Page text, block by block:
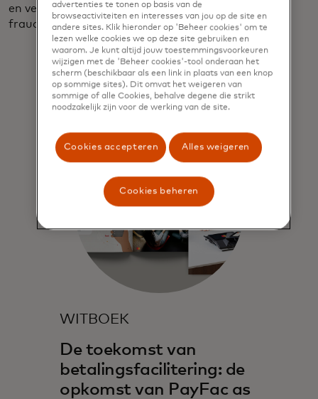
en verdere innovatie in risicobeoordeling en
fraudepreventie.
WITBOEK
De toekomst van
betalingsfacilitering: de
opkomst van PayFac as
advertenties te tonen op basis van de
browseactiviteiten en interesses van jou op de site en
andere sites. Klik hieronder op 'Beheer cookies' om te
lezen welke cookies we op deze site gebruiken en
waarom. Je kunt altijd jouw toestemmingsvoorkeuren
wijzigen met de 'Beheer cookies'-tool onderaan het
scherm (beschikbaar als een link in plaats van een knop
op sommige sites). Dit omvat het weigeren van
sommige of alle Cookies, behalve degene die strikt
noodzakelijk zijn voor de werking van de site.
Cookies accepteren Alles weigeren
Cookies beheren